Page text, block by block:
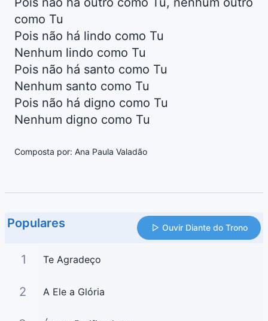
como Tu
Pois não há lindo como Tu
Nenhum lindo como Tu
Pois não há santo como Tu
Nenhum santo como Tu
Pois não há digno como Tu
Nenhum digno como Tu
Composta por: Ana Paula Valadão
Populares Ouvir Diante do Trono
1 Te Agradeço
2 A Ele a Glória